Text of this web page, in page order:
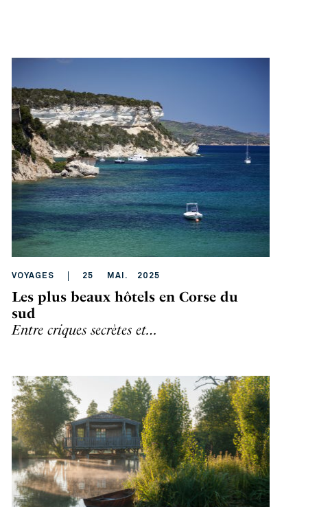
VOYAGES 25 MAI . 2025
Les plus beaux hôtels en Corse du
sud
Entre criques secrètes et…